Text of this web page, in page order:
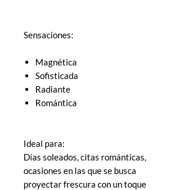
Sensaciones:
Magnética
Sofisticada
Radiante
Romántica
Ideal para:
Días soleados, citas románticas,
ocasiones en las que se busca
proyectar frescura con un toque